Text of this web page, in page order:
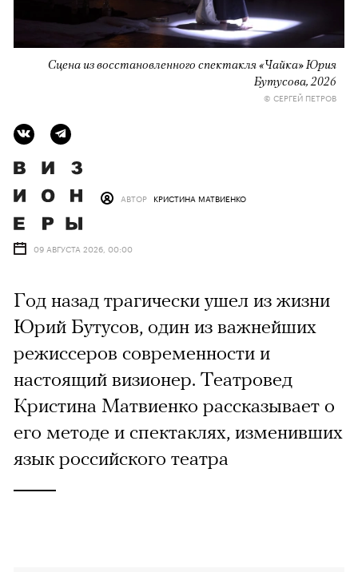
Сцена из восстановленного спектакля «Чайка» Юрия
Бутусова, 2026
© СЕРГЕЙ ПЕТРОВ
АВТОР КРИСТИНА МАТВИЕНКО
09 АВГУСТА 2026, 00:00
Год назад трагически ушел из жизни
Юрий Бутусов, один из важнейших
режиссеров современности и
настоящий визионер. Театровед
Кристина Матвиенко рассказывает о
его методе и спектаклях, изменивших
язык российского театра